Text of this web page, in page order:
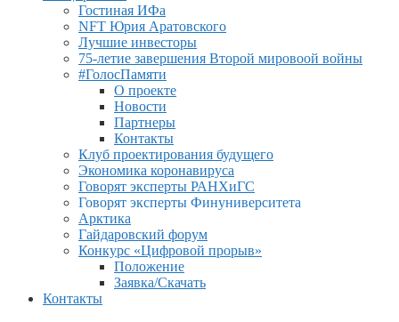
Гостиная ИФа
NFT Юрия Аратовского
Лучшие инвесторы
75-летие завершения Второй мировоой войны
#ГолосПамяти
О проекте
Новости
Партнеры
Контакты
Клуб проектирования будущего
Экономика коронавируса
Говорят эксперты РАНХиГС
Говорят эксперты Финуниверситета
Арктика
Гайдаровский форум
Конкурс «Цифровой прорыв»
Положение
Заявка/Скачать
Контакты